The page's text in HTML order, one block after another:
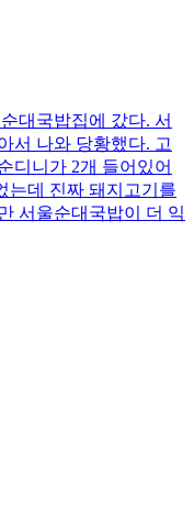
대국밥집에 갔다. 서
서 나와 당황했다. 고
디니가 2개 들어있어
는데 진짜 돼지고기를
서울순대국밥이 더 익